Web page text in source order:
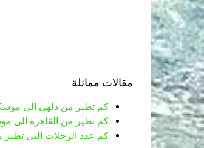
مقالات مماثلة
كم تطير من دلهي الى
كم تطير من القاهرة الى
كم عدد الرحلات التي